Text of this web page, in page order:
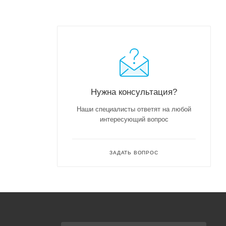
Нужна консультация?
Наши специалисты ответят на любой
интересующий вопрос
ЗАДАТЬ ВОПРОС